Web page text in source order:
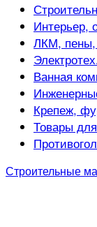
Интерьер,
ЛКМ, пены,
Ванная
Крепеж,
Товары
Строительные